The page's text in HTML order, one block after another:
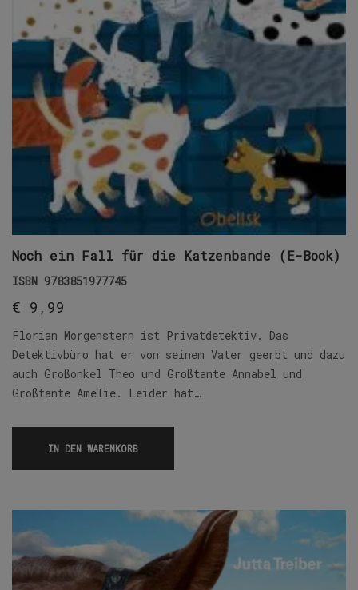
Noch ein Fall für die Katzenbande (E-Book)
ISBN 9783851977745
€ 9,99
Florian Morgenstern ist Privatdetektiv. Das
Detektivbüro hat er von seinem Vater geerbt und dazu
auch Großonkel Theo und Großtante Annabel und
Großtante Amelie. Leider hat…
IN DEN WARENKORB